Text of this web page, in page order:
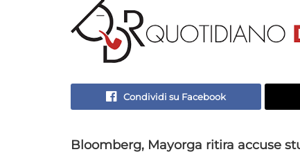
Condividi su Facebook
Bloomberg, Mayorga ritira accuse